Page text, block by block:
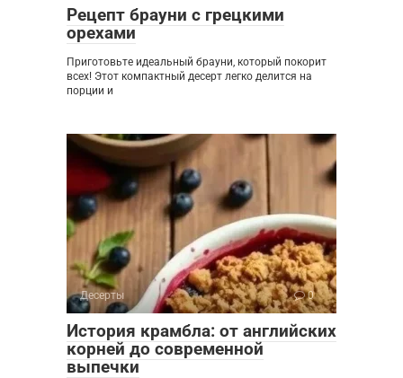
Рецепт брауни с грецкими
орехами
Приготовьте идеальный брауни, который покорит
всех! Этот компактный десерт легко делится на
порции и
Десерты 0
История крамбла: от английских
корней до современной
выпечки